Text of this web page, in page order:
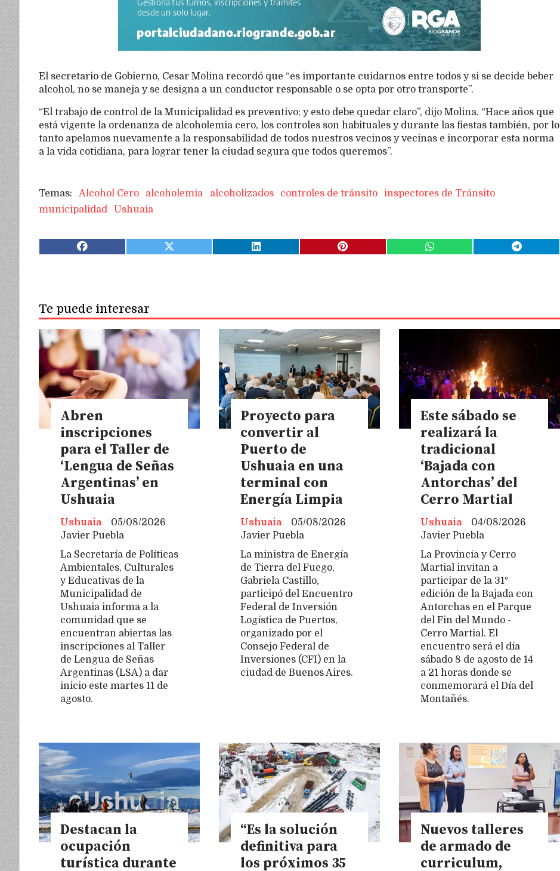
El secretario de Gobierno, Cesar Molina recordó que “es importante cuidarnos entre todos y si se decide beber
alcohol, no se maneja y se designa a un conductor responsable o se opta por otro transporte”.
“El trabajo de control de la Municipalidad es preventivo; y esto debe quedar claro”, dijo Molina. “Hace años que
está vigente la ordenanza de alcoholemia cero, los controles son habituales y durante las fiestas también, por lo
tanto apelamos nuevamente a la responsabilidad de todos nuestros vecinos y vecinas e incorporar esta norma
a la vida cotidiana, para lograr tener la ciudad segura que todos queremos”.
Alcohol Cero alcoholemia alcoholizados controles de tránsito
inspectores de Tránsito
municipalidad
Ushuaia
Te puede interesar
Abren
inscripciones
para el Taller de
‘Lengua de Señas
Argentinas’ en
Ushuaia
Javier Puebla
Ushuaia 05/08/2026
La Secretaría de Políticas
Ambientales, Culturales
y Educativas de la
Municipalidad de
Ushuaia informa a la
comunidad que se
encuentran abiertas las
inscripciones al Taller
de Lengua de Señas
Argentinas (LSA) a dar
inicio este martes 11 de
agosto.
Proyecto para
convertir al
Puerto de
Ushuaia en una
terminal con
Energía Limpia
Javier Puebla
Ushuaia 05/08/2026
La ministra de Energía
de Tierra del Fuego,
Gabriela Castillo,
participó del Encuentro
Federal de Inversión
Logística de Puertos,
organizado por el
Consejo Federal de
Inversiones (CFI) en la
ciudad de Buenos Aires.
Este sábado se
realizará la
tradicional
‘Bajada con
Antorchas’ del
Cerro Martial
Javier Puebla
Ushuaia 04/08/2026
La Provincia y Cerro
Martial invitan a
participar de la 31°
edición de la Bajada con
Antorchas en el Parque
del Fin del Mundo -
Cerro Martial. El
encuentro será el día
sábado 8 de agosto de 14
a 21 horas donde se
conmemorará el Día del
Montañés.
Destacan la
ocupación
turística durante
“Es la solución
definitiva para
los próximos 35
Nuevos talleres
de armado de
curriculum,